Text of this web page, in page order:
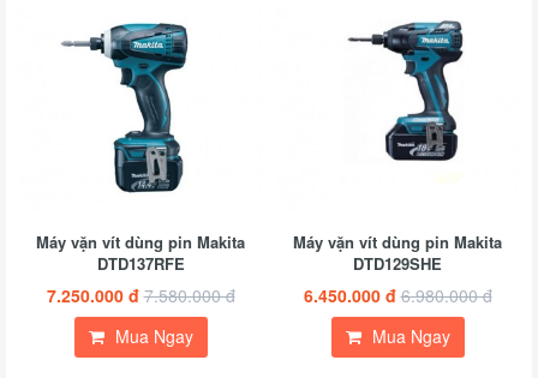
Máy vặn vít dùng pin Makita
DTD137RFE
7.250.000 đ 7.580.000 đ
Mua Ngay
Máy vặn vít dùng pin Makita
DTD129SHE
6.450.000 đ 6.980.000 đ
Mua Ngay